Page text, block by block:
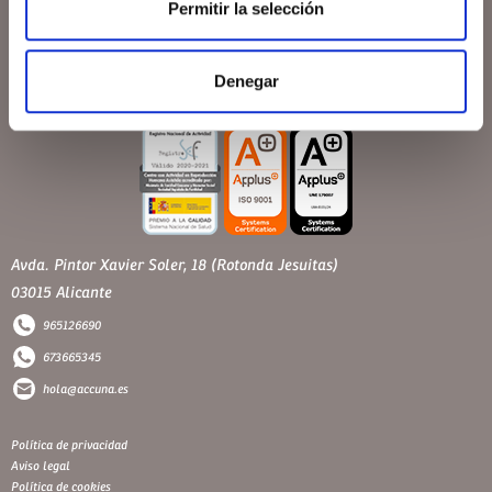
Permitir la selección
Denegar
Avda. Pintor Xavier Soler, 18 (Rotonda Jesuitas)
03015 Alicante
965126690
673665345
hola@accuna.es
Política de privacidad
Aviso legal
Política de cookies